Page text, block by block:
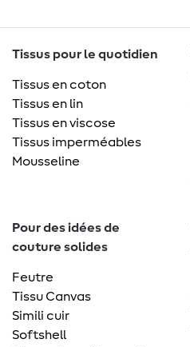
Tissus pour le quotidien
Tissus en coton
Tissus en lin
Tissus en viscose
Tissus imperméables
Mousseline
Pour des idées de
couture solides
Feutre
Tissu Canvas
Simili cuir
Softshell